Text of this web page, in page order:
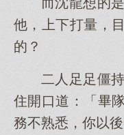
他，上下打量，
的？
二人足足僵
住開口道：「畢
務不熟悉，你以